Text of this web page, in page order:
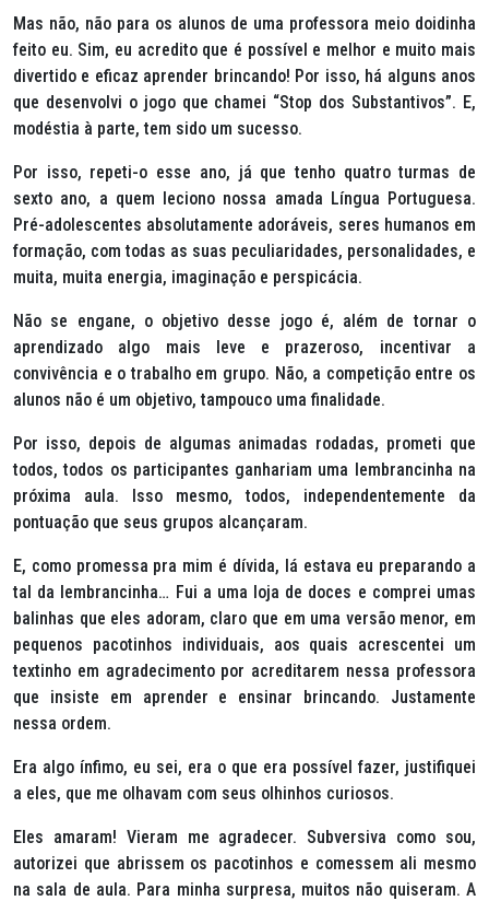
Mas não, não para os alunos de uma professora meio doidinha
feito eu. Sim, eu acredito que é possível e melhor e muito mais
divertido e eficaz aprender brincando! Por isso, há alguns anos
que desenvolvi o jogo que chamei “Stop dos Substantivos”. E,
modéstia à parte, tem sido um sucesso.
Por isso, repeti-o esse ano, já que tenho quatro turmas de
sexto ano, a quem leciono nossa amada Língua Portuguesa.
Pré-adolescentes absolutamente adoráveis, seres humanos em
formação, com todas as suas peculiaridades, personalidades, e
muita, muita energia, imaginação e perspicácia.
Não se engane, o objetivo desse jogo é, além de tornar o
aprendizado algo mais leve e prazeroso, incentivar a
convivência e o trabalho em grupo. Não, a competição entre os
alunos não é um objetivo, tampouco uma finalidade.
Por isso, depois de algumas animadas rodadas, prometi que
todos, todos os participantes ganhariam uma lembrancinha na
próxima aula. Isso mesmo, todos, independentemente da
pontuação que seus grupos alcançaram.
E, como promessa pra mim é dívida, lá estava eu preparando a
tal da lembrancinha… Fui a uma loja de doces e comprei umas
balinhas que eles adoram, claro que em uma versão menor, em
pequenos pacotinhos individuais, aos quais acrescentei um
textinho em agradecimento por acreditarem nessa professora
que insiste em aprender e ensinar brincando. Justamente
nessa ordem.
Era algo ínfimo, eu sei, era o que era possível fazer, justifiquei
a eles, que me olhavam com seus olhinhos curiosos.
Eles amaram! Vieram me agradecer. Subversiva como sou,
autorizei que abrissem os pacotinhos e comessem ali mesmo
na sala de aula. Para minha surpresa, muitos não quiseram. A